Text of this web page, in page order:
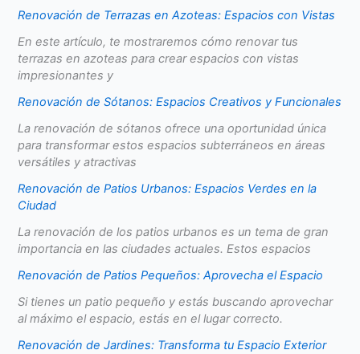
Renovación de Terrazas en Azoteas: Espacios con Vistas
En este artículo, te mostraremos cómo renovar tus
terrazas en azoteas para crear espacios con vistas
impresionantes y
Renovación de Sótanos: Espacios Creativos y Funcionales
La renovación de sótanos ofrece una oportunidad única
para transformar estos espacios subterráneos en áreas
versátiles y atractivas
Renovación de Patios Urbanos: Espacios Verdes en la
Ciudad
La renovación de los patios urbanos es un tema de gran
importancia en las ciudades actuales. Estos espacios
Renovación de Patios Pequeños: Aprovecha el Espacio
Si tienes un patio pequeño y estás buscando aprovechar
al máximo el espacio, estás en el lugar correcto.
Renovación de Jardines: Transforma tu Espacio Exterior